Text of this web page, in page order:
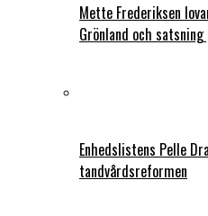
Mette Frederiksen
Grönland och
Enhedslistens Pelle
tandvårdsreformen